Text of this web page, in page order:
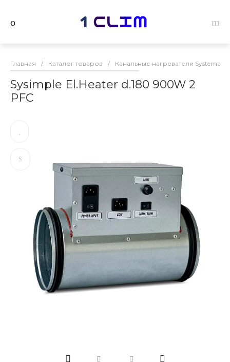
Главная / Каталог товаров / Канальные нагреватели Systemair
Sysimple El.Heater d.180 900W 2
PFC